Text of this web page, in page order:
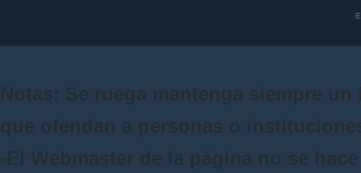
Notas: Se ruega mantenga siempre
que ofendan a personas o
-El Webmaster de la página no se